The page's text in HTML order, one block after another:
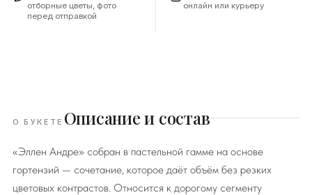
отборные цветы, фото
перед отправкой
онлайн или курьеру
О БУКЕТЕ Описание и состав
«Эллен Андре» собран в пастельной гамме на основе
гортензий — сочетание, которое даёт объём без резких
цветовых контрастов. Относится к дорогому сегменту